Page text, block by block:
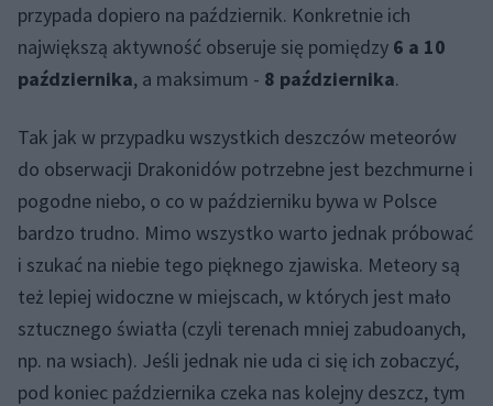
przypada dopiero na październik. Konkretnie ich
największą aktywność obseruje się pomiędzy 6 a 10
października, a maksimum - 8 października.
Tak jak w przypadku wszystkich deszczów meteorów
do obserwacji Drakonidów potrzebne jest bezchmurne i
pogodne niebo, o co w październiku bywa w Polsce
bardzo trudno. Mimo wszystko warto jednak próbować
i szukać na niebie tego pięknego zjawiska. Meteory są
też lepiej widoczne w miejscach, w których jest mało
sztucznego światła (czyli terenach mniej zabudoanych,
np. na wsiach). Jeśli jednak nie uda ci się ich zobaczyć,
pod koniec października czeka nas kolejny deszcz, tym